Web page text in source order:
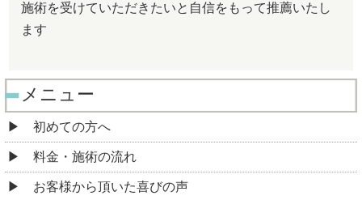
施術を受けていただきたいと自信をもって推薦いたし
ます
メニュー
初めての方へ
料金・施術の流れ
お客様から頂いた喜びの声